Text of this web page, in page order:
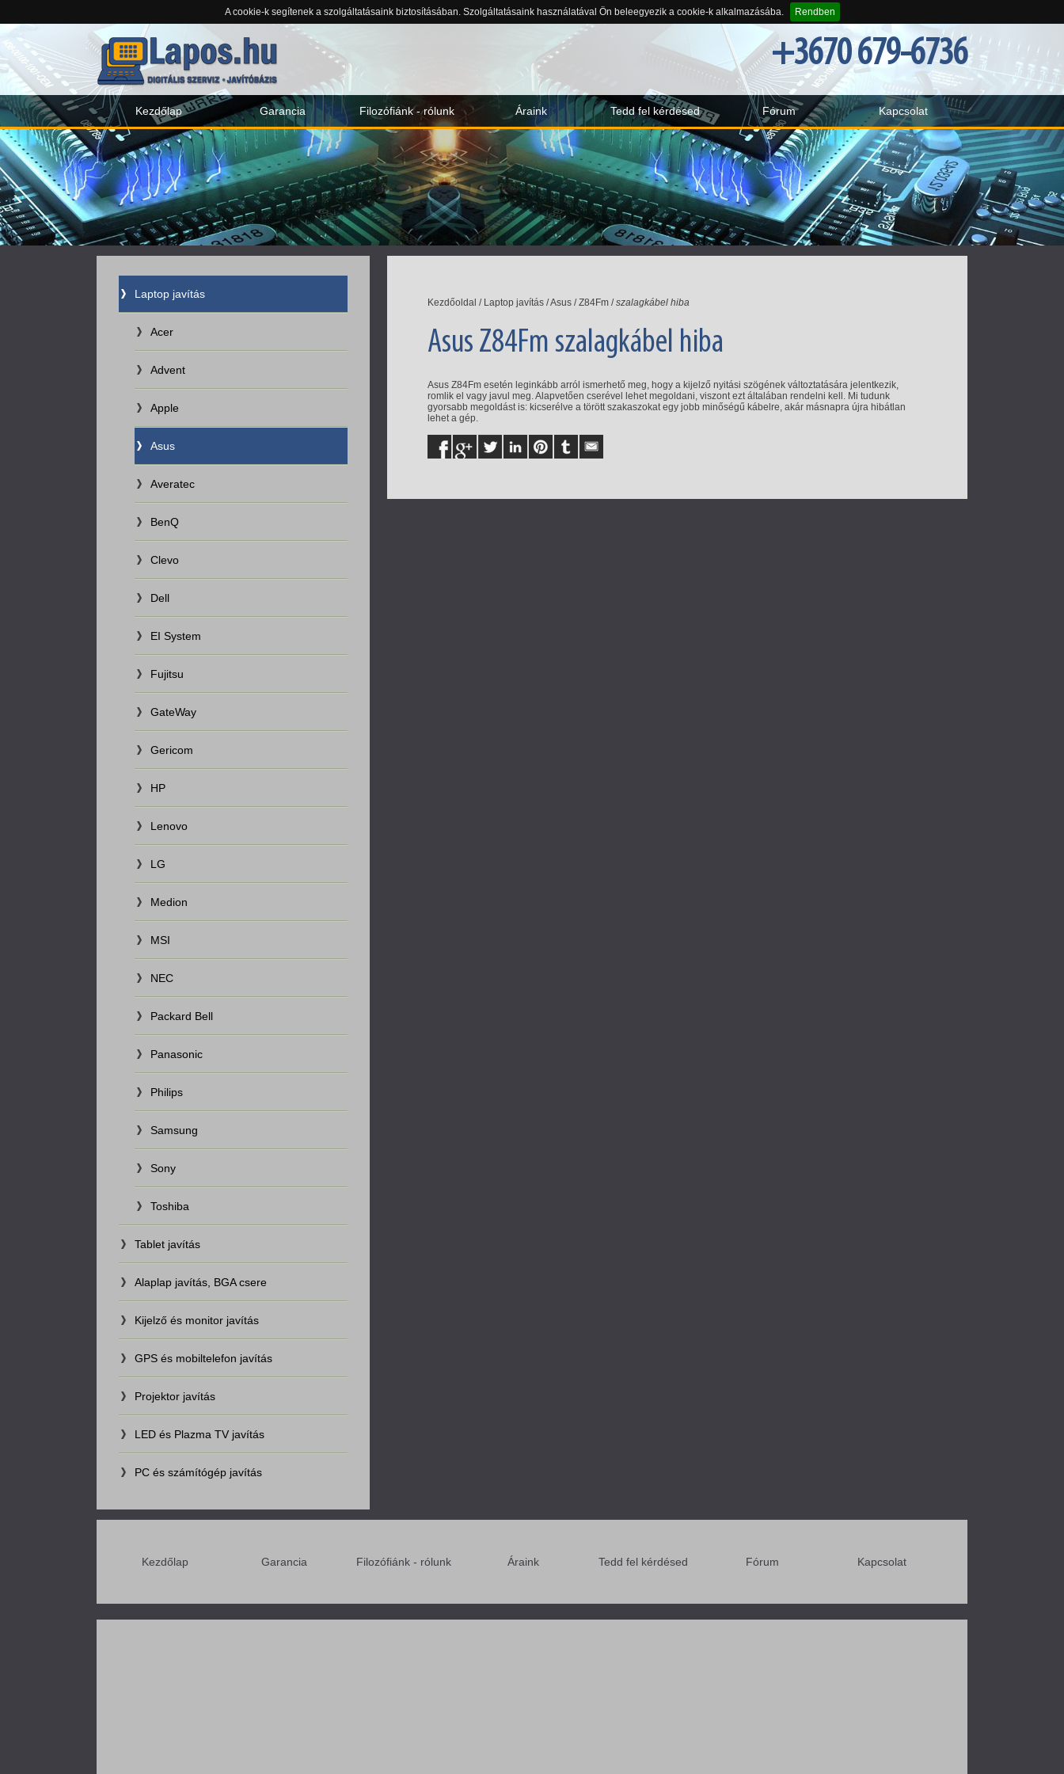
A cookie-k segítenek a szolgáltatásaink biztosításában. Szolgáltatásaink használatával Ön beleegyezik a cookie-k alkalmazásába. Rendben
+3670 679-6736
Kezdőlap Garancia Filozófiánk - rólunk Áraink Tedd fel kérdésed Fórum Kapcsolat
Laptop javítás
Acer
Advent
Apple
Asus
Averatec
BenQ
Clevo
Dell
EI System
Fujitsu
GateWay
Gericom
HP
Lenovo
LG
Medion
MSI
NEC
Packard Bell
Panasonic
Philips
Samsung
Sony
Toshiba
Tablet javítás
Alaplap javítás, BGA csere
Kijelző és monitor javítás
GPS és mobiltelefon javítás
Projektor javítás
LED és Plazma TV javítás
PC és számítógép javítás
Kezdőoldal / Laptop javítás/Asus/Z84Fm/szalagkábel hiba
Asus Z84Fm szalagkábel hiba
Asus Z84Fm esetén leginkább arról ismerhető meg, hogy a kijelző nyitási szögének változtatására jelentkezik,
romlik el vagy javul meg. Alapvetően cserével lehet megoldani, viszont ezt általában rendelni kell. Mi tudunk
gyorsabb megoldást is: kicserélve a törött szakaszokat egy jobb minőségű kábelre, akár másnapra újra hibátlan
lehet a gép.
Kezdőlap Garancia Filozófiánk - rólunk Áraink Tedd fel kérdésed Fórum Kapcsolat